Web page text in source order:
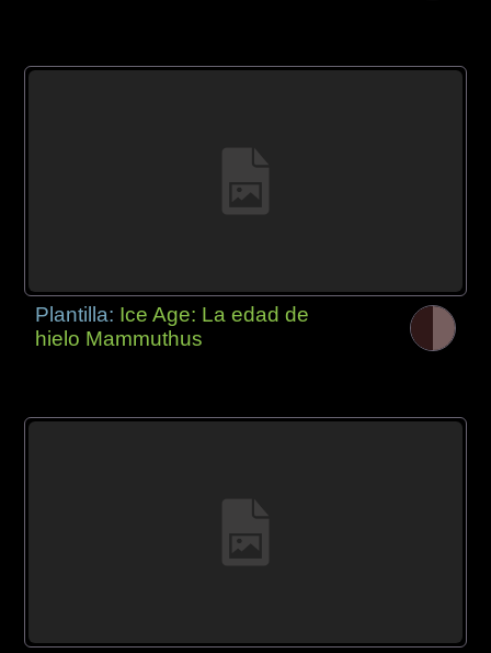
Plantilla: Ice Age: La edad de
hielo Mammuthus